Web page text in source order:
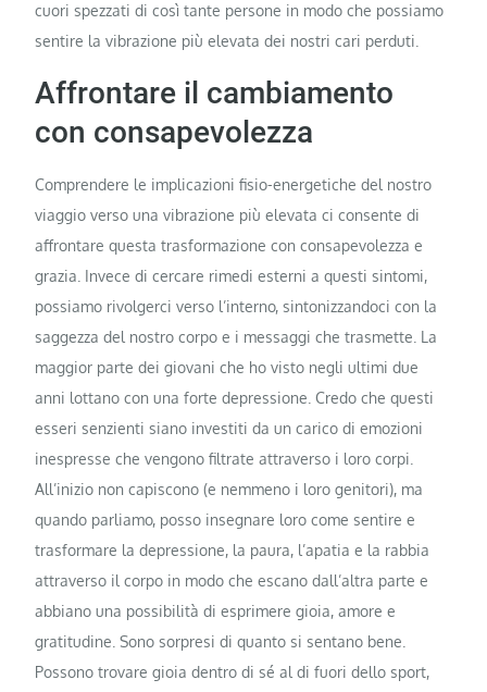
cuori spezzati di così tante persone in modo che possiamo
sentire la vibrazione più elevata dei nostri cari perduti.
Affrontare il cambiamento
con consapevolezza
Comprendere le implicazioni fisio-energetiche del nostro
viaggio verso una vibrazione più elevata ci consente di
affrontare questa trasformazione con consapevolezza e
grazia. Invece di cercare rimedi esterni a questi sintomi,
possiamo rivolgerci verso l’interno, sintonizzandoci con la
saggezza del nostro corpo e i messaggi che trasmette. La
maggior parte dei giovani che ho visto negli ultimi due
anni lottano con una forte depressione. Credo che questi
esseri senzienti siano investiti da un carico di emozioni
inespresse che vengono filtrate attraverso i loro corpi.
All’inizio non capiscono (e nemmeno i loro genitori), ma
quando parliamo, posso insegnare loro come sentire e
trasformare la depressione, la paura, l’apatia e la rabbia
attraverso il corpo in modo che escano dall’altra parte e
abbiano una possibilità di esprimere gioia, amore e
gratitudine. Sono sorpresi di quanto si sentano bene.
Possono trovare gioia dentro di sé al di fuori dello sport,